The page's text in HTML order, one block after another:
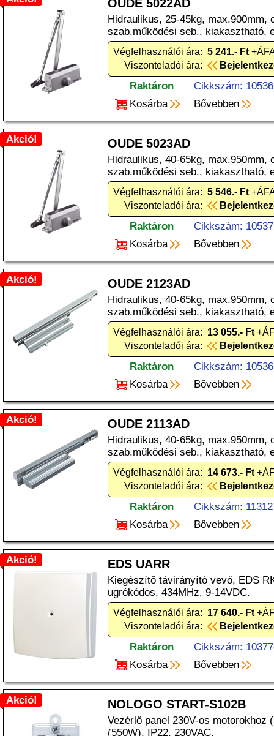
OUDE 5022AD
Hidraulikus, 25-45kg, max.900mm,
szab.működési seb., kiakasztható,
Végfelhasználói ára: 5 241.- Ft
Viszonteladói ára:
Raktáron
Cikkszám:
Kosárba
Bővebben
Akció! OUDE 5023AD
Hidraulikus, 40-65kg, max.950mm,
szab.működési seb., kiakasztható,
Végfelhasználói ára: 5 546.- Ft
Viszonteladói ára:
Raktáron
Cikkszám:
Kosárba
Bővebben
Akció! OUDE 2123AD
Hidraulikus, 40-65kg, max.950mm,
szab.működési seb., kiakasztható,
Végfelhasználói ára: 13 055.- Ft
Viszonteladói ára:
Raktáron
Cikkszám:
Kosárba
Bővebben
Akció! OUDE 2113AD
Hidraulikus, 40-65kg, max.950mm,
szab.működési seb., kiakasztható,
Végfelhasználói ára: 14 673.- Ft
Viszonteladói ára:
Raktáron
Cikkszám:
Kosárba
Bővebben
Akció! EDS UARR
Kiegészítő távirányító vevő, EDS
ugrókódos, 434MHz, 9-14VDC.
Végfelhasználói ára: 17 640.- Ft
Viszonteladói ára:
Raktáron
Cikkszám:
Kosárba
Bővebben
Akció! NOLOGO START-S102B
Vezérlő panel 230V-os motorokhoz
(550W), IP22, 230VAC.